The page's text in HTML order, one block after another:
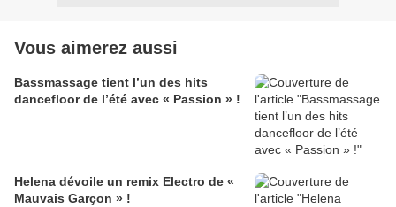
Vous aimerez aussi
Bassmassage tient l’un des hits
dancefloor de l’été avec « Passion » !
Helena dévoile un remix Electro de «
Mauvais Garçon » !